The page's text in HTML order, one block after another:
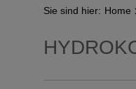
Sie sind hier: Home